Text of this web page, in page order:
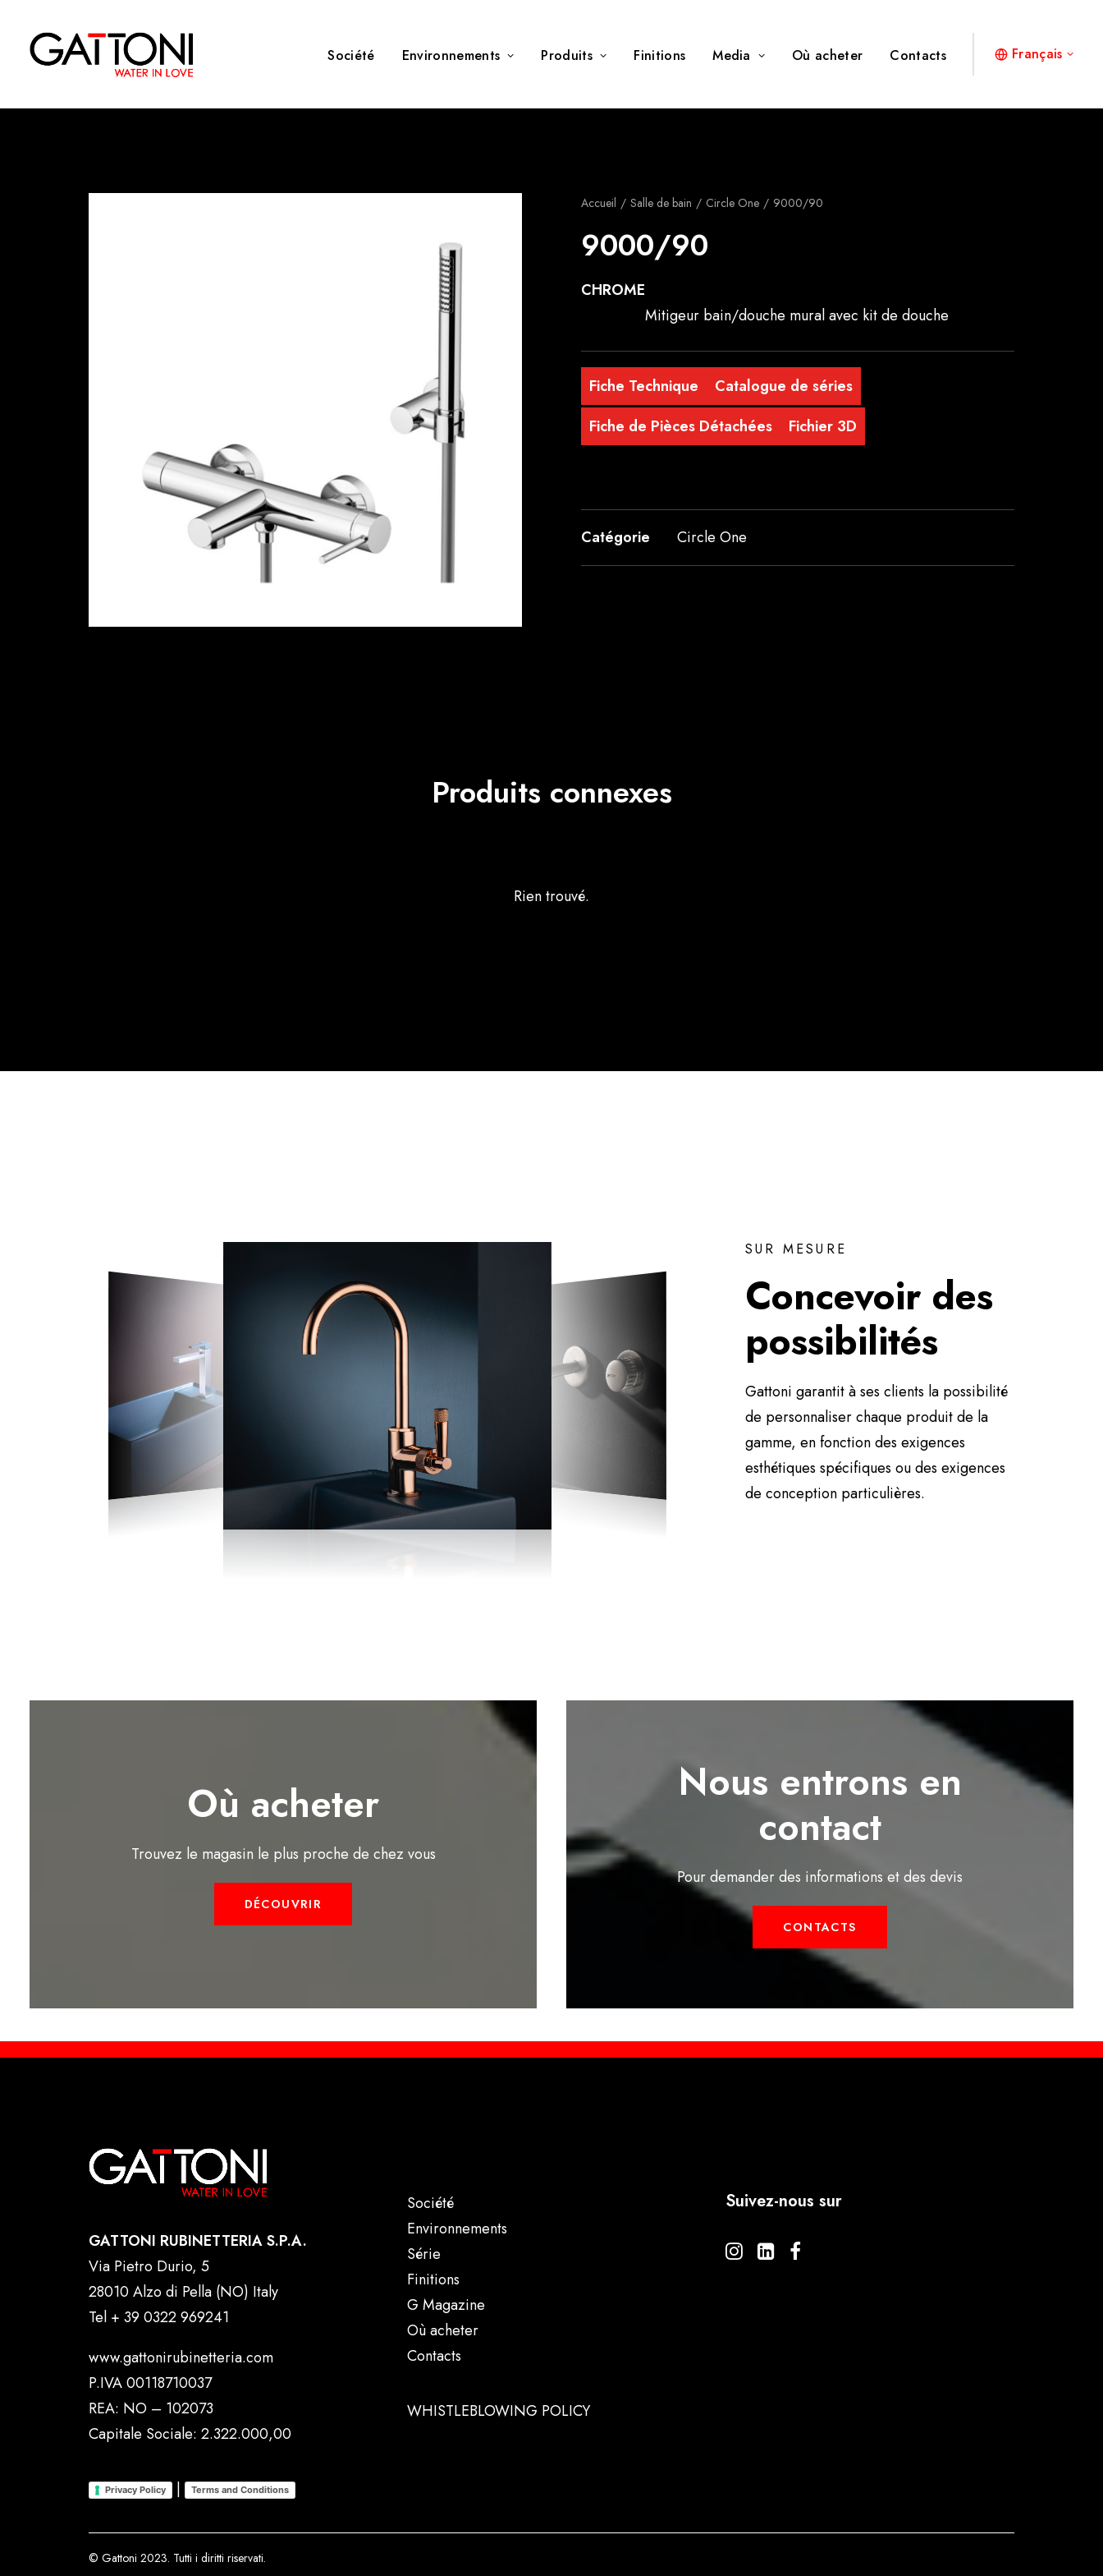
Société Environnements Produits Finitions Media Où acheter Contacts Français
Accueil Salle de bain Circle One 9000/90
9000/90
CHROME
Mitigeur bain/douche mural avec kit de douche
Fiche Technique
Catalogue de séries
Fiche de Pièces Détachées
Fichier 3D
Catégorie Circle One
Produits connexes
Rien trouvé.
SUR MESURE
Concevoir des
possibilités
Gattoni garantit à ses clients la possibilité
de personnaliser chaque produit de la
gamme, en fonction des exigences
esthétiques spécifiques ou des exigences
de conception particulières.
Où acheter
Trouvez le magasin le plus proche de chez vous
DÉCOUVRIR
Nous entrons en
contact
Pour demander des informations et des devis
CONTACTS
GATTONI RUBINETTERIA S.P.A.
Via Pietro Durio, 5
28010 Alzo di Pella (NO) Italy
Tel + 39 0322 969241
www.gattonirubinetteria.com
P.IVA 00118710037
REA: NO – 102073
Capitale Sociale: 2.322.000,00
Privacy Policy | Terms and Conditions
Société
Environnements
Série
Finitions
G Magazine
Où acheter
Contacts
WHISTLEBLOWING POLICY
Suivez-nous sur
© Gattoni 2023. Tutti i diritti riservati.